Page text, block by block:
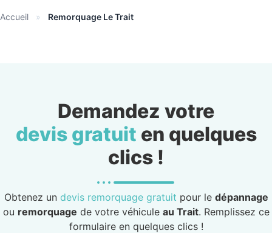
Accueil » Remorquage Le Trait
Demandez votre
devis gratuit en quelques
clics !
Obtenez un devis remorquage gratuit pour le dépannage
ou remorquage de votre véhicule au Trait. Remplissez ce
formulaire en quelques clics !